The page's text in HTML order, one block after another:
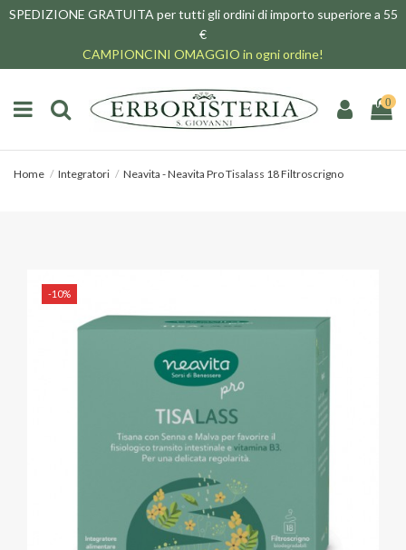
SPEDIZIONE GRATUITA per tutti gli ordini di importo superiore a 55
€
CAMPIONCINI OMAGGIO in ogni ordine!
0
Home Integratori Neavita - Neavita Pro Tisalass 18 Filtroscrigno
-10%